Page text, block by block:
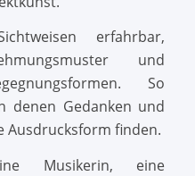
erfahrbar,
und
So
denen Gedanken und
Ausdrucksform finden.
Musikerin, eine